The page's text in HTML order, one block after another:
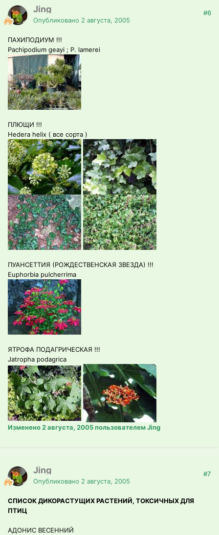
Jing
Опубликовано 2 августа, 2005
#6
ПАХИПОДИУМ !!!
Pachipodium geayi ; P. lamerei
ПЛЮЩИ !!!
Hedera helix ( все сорта )
ПУАНСЕТТИЯ (РОЖДЕСТВЕНСКАЯ ЗВЕЗДА) !!!
Euphorbia pulcherrima
ЯТРОФА ПОДАГРИЧЕСКАЯ !!!
Jatropha podagrica
Изменено2 августа, 2005пользователем Jing
Jing
Опубликовано 2 августа, 2005
#7
СПИСОК ДИКОРАСТУЩИХ РАСТЕНИЙ, ТОКСИЧНЫХ ДЛЯ
ПТИЦ
АДОНИС ВЕСЕННИЙ